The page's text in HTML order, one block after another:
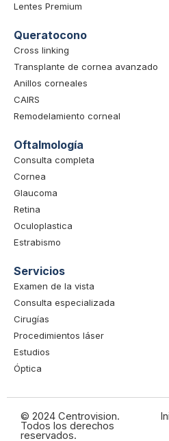
Lentes Premium
Queratocono
Cross linking
Transplante de cornea avanzado
Anillos corneales
CAIRS
Remodelamiento corneal
Oftalmología
Consulta completa
Cornea
Glaucoma
Retina
Oculoplastica
Estrabismo
Servicios
Examen de la vista
Consulta especializada
Cirugías
Procedimientos láser
Estudios
Óptica
© 2024 Centrovision.
Todos los derechos
reservados.